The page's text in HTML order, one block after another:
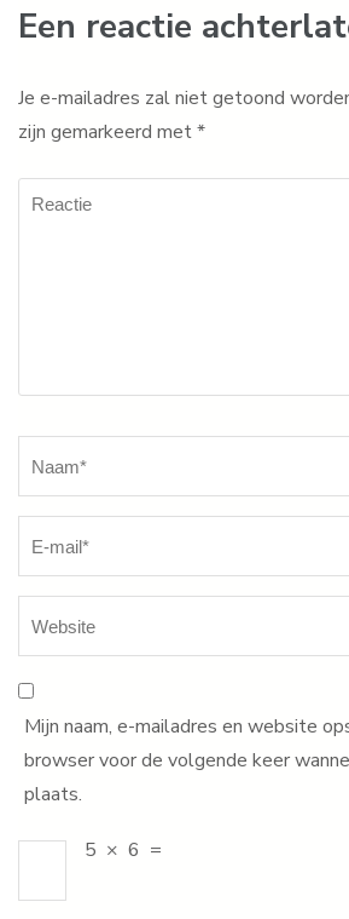
Een reactie
Je e-mailadres zal niet getoond
zijn gemarkeerd met*
Reactie
Mijn naam, e-mailadres en website
browser voor de volgende keer
plaats.
5 × 6 =